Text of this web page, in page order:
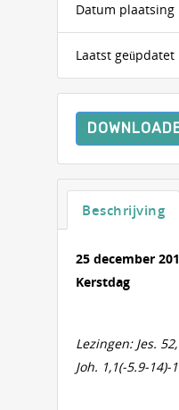
Datum plaatsing
Laatst geüpdatet
Beschrijving
25 december
Kerstdag
Lezingen: Jes.
Joh. 1,1(-5.9-14)-